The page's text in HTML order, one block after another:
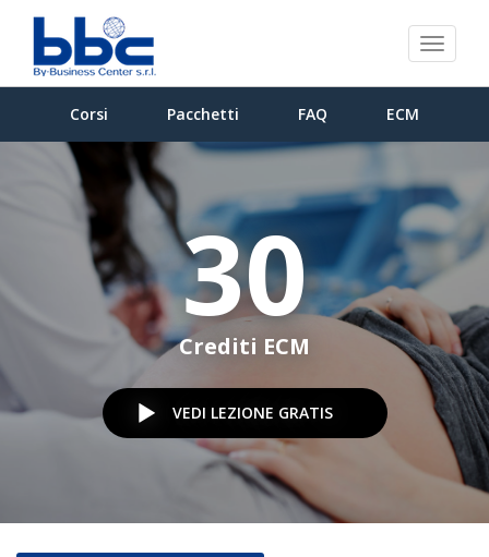
Toggle
Corsi Pacchetti FAQ ECM
30
Crediti ECM
VEDI LEZIONE GRATIS